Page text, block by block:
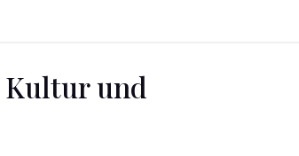
Kultur und